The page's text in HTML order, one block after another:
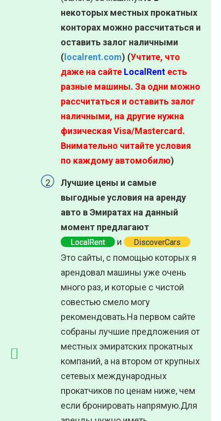
некоторых местных прокатных
конторах можно рассчитаться и
оставить залог наличными
( localrent.com) (Учтите, что
даже на сайте LocalRent есть
разные машины. За одни можно
рассчитаться и оставить залог
наличными, на другие нужна
физическая Visa/Mastercard.
Внимательно читайте условия
по каждому автомобилю)
Лучшие цены и самые
выгодные условия на аренду
авто в Эмиратах на данный
момент предлагают
LocalRent и DiscoverCars
Это сайты, с помощью которых я
арендовал машины уже очень
много раз, и которые с чистой
совестью смело могу
рекомендовать.На первом сайте
собраны лучшие предложения от
местных эмиратских прокатных
компаний, а на втором от крупных
сетевых международных
прокатчиков по ценам ниже, чем
если бронировать напрямую.Для